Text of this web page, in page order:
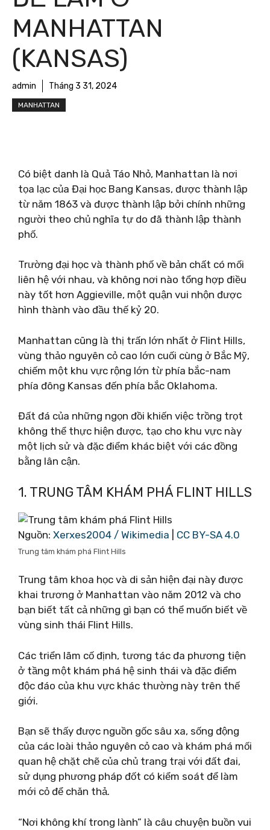
MANHATTAN
(KANSAS)
admin Tháng 3 31, 2024
MANHATTAN
Có biệt danh là Quả Táo Nhỏ, Manhattan là nơi
tọa lạc của Đại học Bang Kansas, được thành lập
từ năm 1863 và được thành lập bởi chính những
người theo chủ nghĩa tự do đã thành lập thành
phố.
Trường đại học và thành phố về bản chất có mối
liên hệ với nhau, và không nơi nào tổng hợp điều
này tốt hơn Aggieville, một quận vui nhộn được
hình thành vào đầu thế kỷ 20.
Manhattan cũng là thị trấn lớn nhất ở Flint Hills,
vùng thảo nguyên cỏ cao lớn cuối cùng ở Bắc Mỹ,
chiếm một khu vực rộng lớn từ phía bắc-nam
phía đông Kansas đến phía bắc Oklahoma.
Đất đá của những ngọn đồi khiến việc trồng trọt
không thể thực hiện được, tạo cho khu vực này
một lịch sử và đặc điểm khác biệt với các đồng
bằng lân cận.
1. TRUNG TÂM KHÁM PHÁ FLINT HILLS
Nguồn: Xerxes2004 / Wikimedia CC BY-SA 4.0
Trung tâm khám phá Flint Hills
Trung tâm khoa học và di sản hiện đại này được
khai trương ở Manhattan vào năm 2012 và cho
bạn biết tất cả những gì bạn có thể muốn biết về
vùng sinh thái Flint Hills.
Các triển lãm cố định, tương tác đa phương tiện
ở tầng một khám phá hệ sinh thái và đặc điểm
độc đáo của khu vực khác thường này trên thế
giới.
Bạn sẽ thấy được nguồn gốc sâu xa, sống động
của các loài thảo nguyên cỏ cao và khám phá mối
quan hệ chặt chẽ của chủ trang trại với đất đai,
sử dụng phương pháp đốt có kiểm soát để làm
mới cỏ để chăn thả.
“Nơi không khí trong lành” là câu chuyện buồn vui